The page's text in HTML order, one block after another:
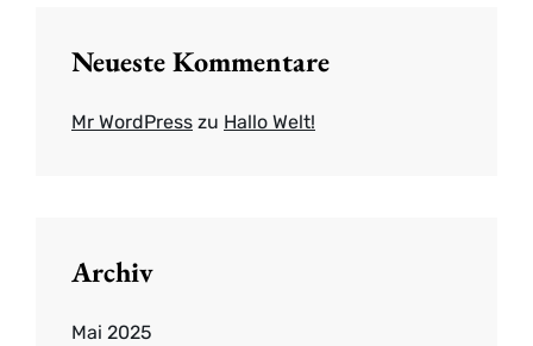
Neueste Kommentare
Mr WordPress zu Hallo Welt!
Archiv
Mai 2025